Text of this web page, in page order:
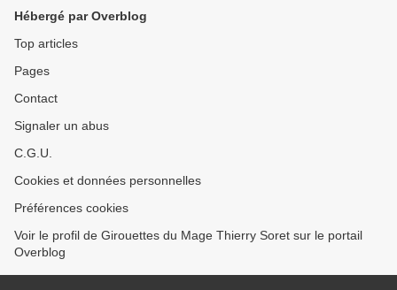
Hébergé par Overblog
Top articles
Pages
Contact
Signaler un abus
C.G.U.
Cookies et données personnelles
Préférences cookies
Voir le profil de Girouettes du Mage Thierry Soret sur le portail
Overblog